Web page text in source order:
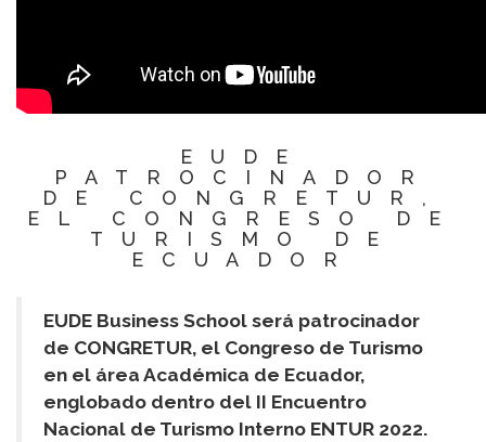
EUDE
PATROCINADOR
DE CONGRETUR,
EL CONGRESO DE
TURISMO DE
ECUADOR
EUDE Business School será patrocinador
de CONGRETUR, el Congreso de Turismo
en el área Académica de Ecuador,
englobado dentro del II Encuentro
Nacional de Turismo Interno ENTUR 2022.